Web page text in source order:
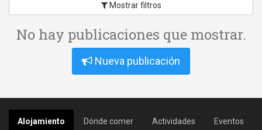
Mostrar filtros
No hay publicaciones que mostrar.
Nueva publicación
Alojamiento Dónde comer Actividades Eventos